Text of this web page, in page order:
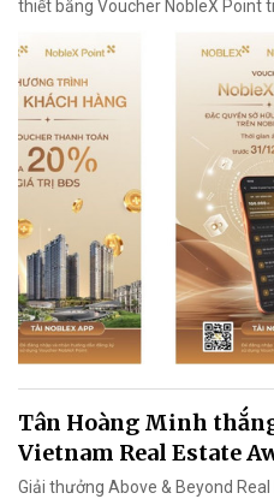
thiết bằng Voucher NobleX Point
Tân Hoàng Minh
Vietnam Real Estate
Giải thưởng Above & Beyond